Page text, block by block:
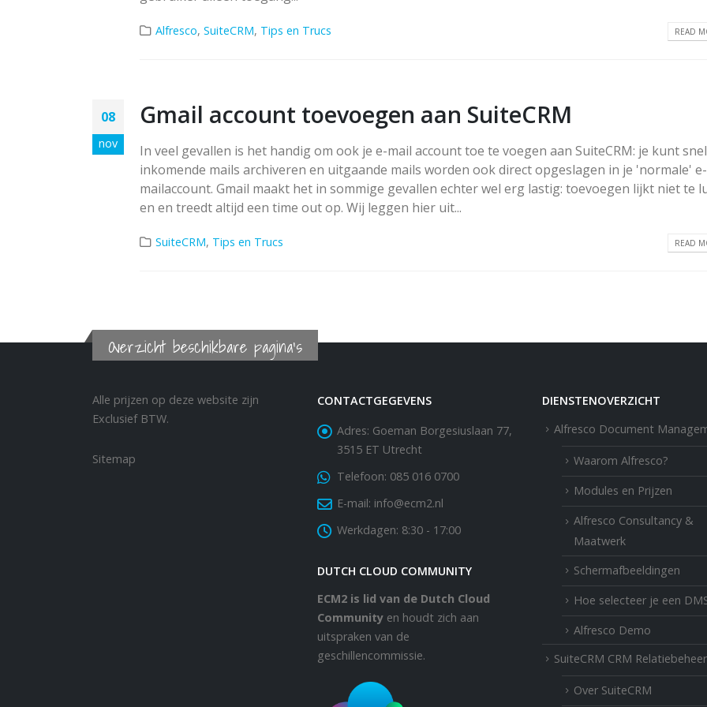
Alfresco,SuiteCRM, Tips en Trucs READ
08
nov
Gmail account toevoegen aan SuiteCRM
In veel gevallen is het handig om ook je e-mail account toe te voegen aan SuiteCRM: je kunt snel
inkomende mails archiveren en uitgaande mails worden ook direct opgeslagen in je 'normale' e-
mailaccount. Gmail maakt het in sommige gevallen echter wel erg lastig: toevoegen lijkt niet te
en en treedt altijd een time out op. Wij leggen hier uit...
SuiteCRM, Tips en Trucs READ
Overzicht beschikbare pagina's
Alle prijzen op deze website zijn
Exclusief BTW.
Sitemap
CONTACTGEGEVENS
Adres: Goeman Borgesiuslaan 77,
3515 ET Utrecht
Telefoon: 085 016 0700
E-mail: info@ecm2.nl
Werkdagen: 8:30 - 17:00
DUTCH CLOUD COMMUNITY
ECM2 is lid van de Dutch Cloud
Community en houdt zich aan
uitspraken van de
geschillencommissie.
DIENSTENOVERZICHT
Alfresco Document
Waarom Alfresco?
Modules en Prijzen
Alfresco Consultancy &
Maatwerk
Schermafbeeldingen
Hoe selecteer je een
Alfresco Demo
SuiteCRM CRM Relatiebeheer
Over SuiteCRM